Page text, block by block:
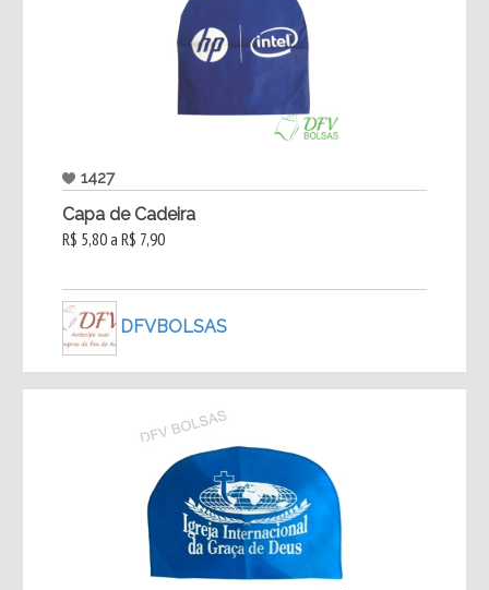
1427
Capa de Cadeira
R$ 5,80 a R$ 7,90
DFVBOLSAS